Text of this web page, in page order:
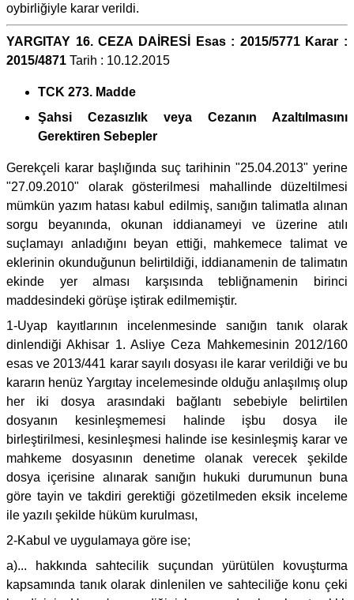
oybirliğiyle karar verildi.
YARGITAY 16. CEZA DAİRESİ Esas : 2015/5771 Karar :
2015/4871 Tarih : 10.12.2015
TCK 273. Madde
Şahsi Cezasızlık veya Cezanın Azaltılmasını
Gerektiren Sebepler
Gerekçeli karar başlığında suç tarihinin "25.04.2013" yerine
"27.09.2010" olarak gösterilmesi mahallinde düzeltilmesi
mümkün yazım hatası kabul edilmiş, sanığın talimatla alınan
sorgu beyanında, okunan iddianameyi ve üzerine atılı
suçlamayı anladığını beyan ettiği, mahkemece talimat ve
eklerinin okunduğunun belirtildiği, iddianamenin de talimatın
ekinde yer alması karşısında tebliğnamenin birinci
maddesindeki görüşe iştirak edilmemiştir.
1-Uyap kayıtlarının incelenmesinde sanığın tanık olarak
dinlendiği Akhisar 1. Asliye Ceza Mahkemesinin 2012/160
esas ve 2013/441 karar sayılı dosyası ile karar verildiği ve bu
kararın henüz Yargıtay incelemesinde olduğu anlaşılmış olup
her iki dosya arasındaki bağlantı sebebiyle belirtilen
dosyanın kesinleşmemesi halinde işbu dosya ile
birleştirilmesi, kesinleşmesi halinde ise kesinleşmiş karar ve
mahkeme dosyasının denetime olanak verecek şekilde
dosya içerisine alınarak sanığın hukuki durumunun buna
göre tayin ve takdiri gerektiği gözetilmeden eksik inceleme
ile yazılı şekilde hüküm kurulması,
2-Kabul ve uygulamaya göre ise;
a)... hakkında sahtecilik suçundan yürütülen kovuşturma
kapsamında tanık olarak dinlenilen ve sahteciliğe konu çeki